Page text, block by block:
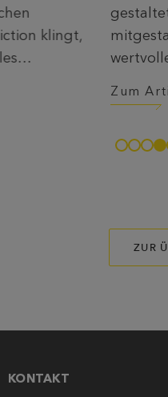
gestaltet die Märkte
mitgestaltet» boten
wertvolle Einblicke in
und wie Kapital
ZUR
KONTAKT